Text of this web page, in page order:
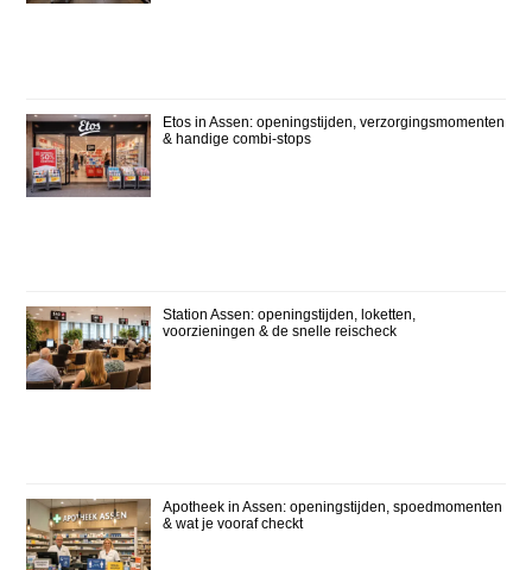
Etos in Assen: openingstijden, verzorgingsmomenten
& handige combi-stops
Station Assen: openingstijden, loketten,
voorzieningen & de snelle reischeck
Apotheek in Assen: openingstijden, spoedmomenten
& wat je vooraf checkt